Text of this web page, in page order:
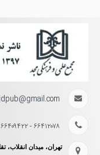
۶۶۴۱۲۰۷۸ - ۶۶۴۰۹۴۲۲ - ۶۶۴۹۵۰۳۴
تهران، میدان انقلاب،